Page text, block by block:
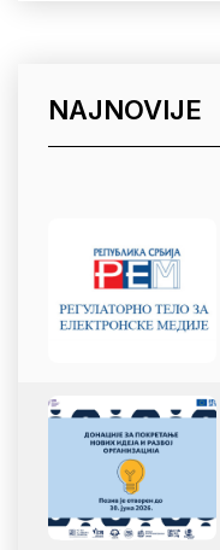
NAJNOVIJE